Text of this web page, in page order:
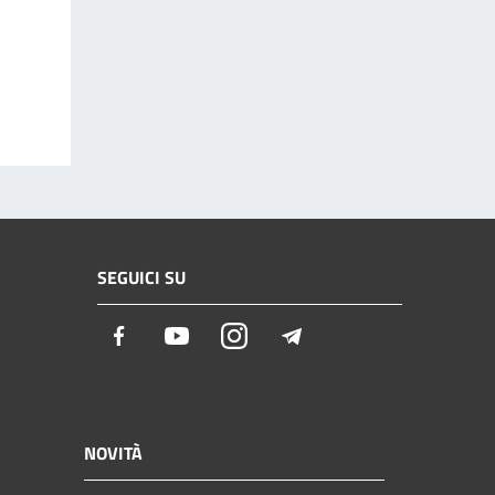
SEGUICI SU
Facebook YoutubeInstagram
NOVITÀ